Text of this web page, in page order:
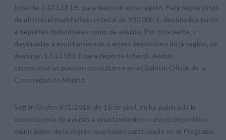
total de 2.413.581 €, para deporte en la región. Para deportistas
de alto nivel madrileños un total de 900.000 €, destinadas tanto
a deportes individuales como de equipo. Por otra parte, y
destinadas a ayuntamientos o entes deportivos de la región, se
destinan 1.513.581 € para deporte infantil. Ambas
convocatorias pueden consultarse en el Boletín Oficial de la
Comunidad de Madrid.
Según Orden 431/2018, de 16 de abril, se ha publicado la
convocatoria de ayudas a ayuntamientos o entes deportivos
municipales de la región, que hayan participado en el Programa